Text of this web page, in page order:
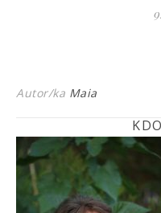
Autor/ka Maia